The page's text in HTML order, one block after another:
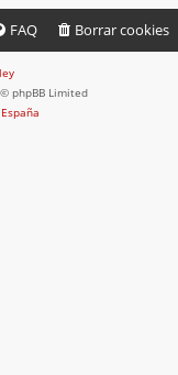
Borrar cookies
FAQ
phpBB Limited